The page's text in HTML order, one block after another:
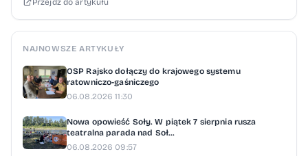
Team. Dziś (wtorek) na zawodników czeka
na trasie z San Juan do San Rafael.
„Gratulacje dla Eryka i Szymona, którzy
wygrali pierwszy etap. My mieliśmy kilka
szybę. Mieliśmy problem ze znalezieniem
przyczepności. Nie jestem do końca
Przejdź do artykułu
NAJNOWSZE ARTYKUŁY
OSP Rajsko dołączy do krajowego systemu
ratowniczo-gaśniczego
06.08.2026 11:30
Nowa opowieść Soły. W piątek 7 sierpnia rusza
teatralna parada nad Soł...
06.08.2026 09:57